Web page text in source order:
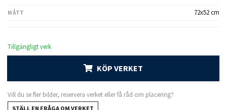
MÅTT 72x52 cm
Tillgängligt verk
KÖP VERKET
Vill du se fler bilder, reservera verket eller få råd om placering?
STÄLL EN FRÅGA OM VERKET